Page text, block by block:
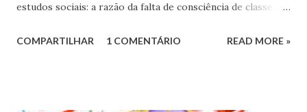
estudos sociais: a razão da falta de consciência de classe da
COMPARTILHAR 1 COMENTÁRIO READ MORE »